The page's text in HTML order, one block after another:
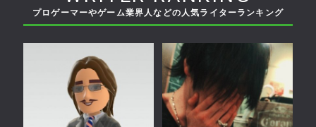
プロゲーマーやゲーム業界人などの人気ライターランキング